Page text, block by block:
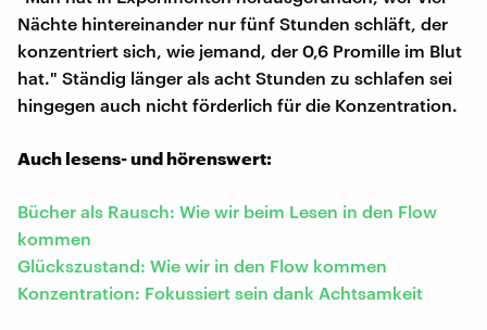
Nächte hintereinander nur fünf Stunden schläft, der
konzentriert sich, wie jemand, der 0,6 Promille im Blut
hat." Ständig länger als acht Stunden zu schlafen sei
hingegen auch nicht förderlich für die Konzentration.
Auch lesens- und hörenswert:
Bücher als Rausch: Wie wir beim Lesen in den Flow
kommen
Glückszustand: Wie wir in den Flow kommen
Konzentration: Fokussiert sein dank Achtsamkeit